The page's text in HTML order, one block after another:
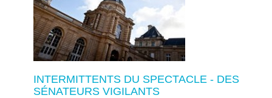
INTERMITTENTS DU SPECTACLE - DES
SÉNATEURS VIGILANTS